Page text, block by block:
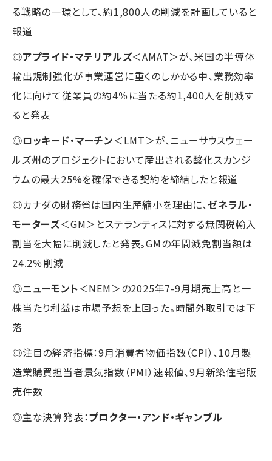
る戦略の一環として、約1,800人の削減を計画していると
報道
◎アプライド・マテリアルズ＜AMAT＞が、米国の半導体
輸出規制強化が事業運営に重くのしかかる中、業務効率
化に向けて従業員の約4％に当たる約1,400人を削減す
ると発表
◎ロッキード・マーチン＜LMT＞が、ニューサウスウェー
ルズ州のプロジェクトにおいて産出される酸化スカンジ
ウムの最大25%を確保できる契約を締結したと報道
◎カナダの財務省は国内生産縮小を理由に、ゼネラル・
モーターズ＜GM＞とステランティスに対する無関税輸入
割当を大幅に削減したと発表。GMの年間減免割当額は
24.2％削減
◎ニューモント＜NEM＞の2025年7-9月期売上高と一
株当たり利益は市場予想を上回った。時間外取引では下
落
◎注目の経済指標：9月消費者物価指数（CPI）、10月製
造業購買担当者景気指数（PMI）速報値、9月新築住宅販
売件数
◎主な決算発表：プロクター・アンド・ギャンブル